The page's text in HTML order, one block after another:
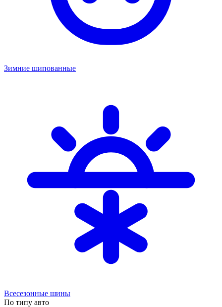
Зимние шипованные
Всесезонные шины
По типу авто